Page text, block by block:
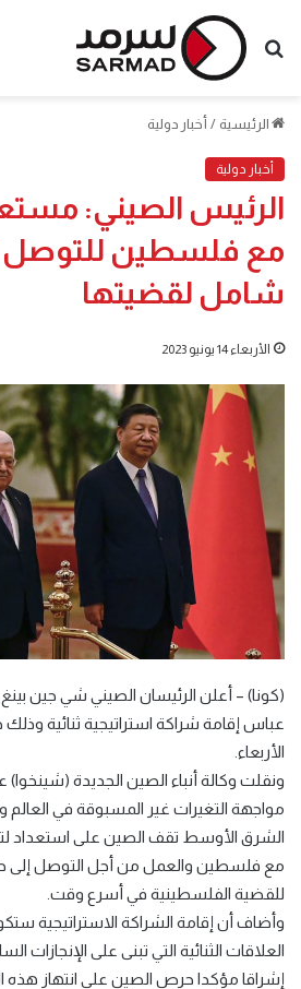
بحث
الرئيسية / أخبار دولية
أخبار دولية
الرئيس الصيني:
مع فلسطين للتوصل
شامل لقضيتها
الأربعاء 14 يونيو 2023
(كونا) – أعلن الرئيسان الصيني شي جين
عباس إقامة شراكة استراتيجية ثنائية وذلك
الأربعاء.
ونقلت وكالة أنباء الصين الجديدة
مواجهة التغيرات غير المسبوقة في العالم
الشرق الأوسط تقف الصين على استعداد
مع فلسطين والعمل من أجل التوصل إلى
للقضية الفلسطينية في أسرع وقت.
وأضاف أن إقامة الشراكة الاستراتيجية
العلاقات الثنائية التي تبنى على الإنجازات
إشراقا مؤكدا حرص الصين على انتهاز